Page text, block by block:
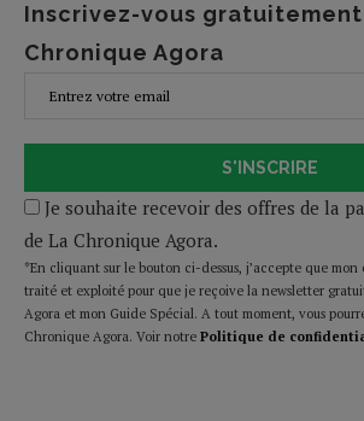
Inscrivez-vous gratuitement
Chronique Agora
S'INSCRIRE
Je souhaite recevoir des offres de la
de La Chronique Agora.
*En cliquant sur le bouton ci-dessus, j’accepte que mon
traité et exploité pour que je reçoive la newsletter
Agora et mon Guide Spécial. A tout moment, vous
Chronique Agora. Voir notre Politique de